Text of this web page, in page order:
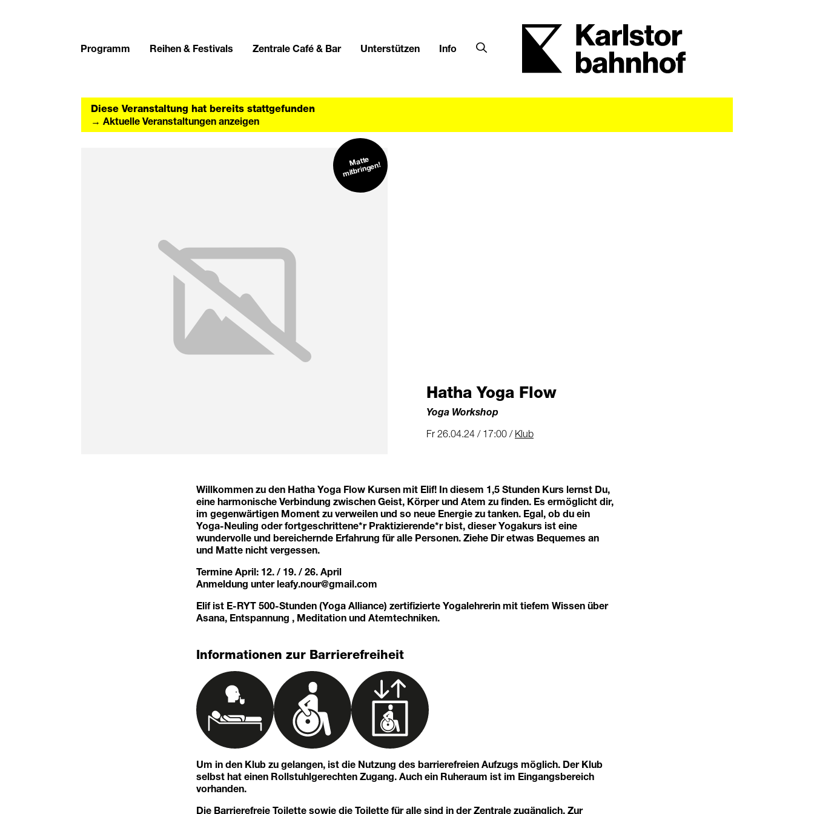
Programm Reihen & Festivals Zentrale Café & Bar Unterstützen Info
Diese Veranstaltung hat bereits stattgefunden
→ Aktuelle Veranstaltungen anzeigen
Hatha Yoga Flow
Yoga Workshop
Fr 26.04.24 / 17:00 / Klub
Matte
mitbringen!
Willkommen zu den Hatha Yoga Flow Kursen mit Elif! In diesem 1,5 Stunden Kurs lernst Du,
eine harmonische Verbindung zwischen Geist, Körper und Atem zu finden. Es ermöglicht dir,
im gegenwärtigen Moment zu verweilen und so neue Energie zu tanken. Egal, ob du ein
Yoga-Neuling oder fortgeschrittene*r Praktizierende*r bist, dieser Yogakurs ist eine
wundervolle und bereichernde Erfahrung für alle Personen. Ziehe Dir etwas Bequemes an
und Matte nicht vergessen.
Termine April: 12. / 19. / 26. April
Anmeldung unter leafy.nour@gmail.com
Elif ist E-RYT 500-Stunden (Yoga Alliance) zertifizierte Yogalehrerin mit tiefem Wissen über
Asana, Entspannung , Meditation und Atemtechniken.
Informationen zur Barrierefreiheit
Um in den Klub zu gelangen, ist die Nutzung des barrierefreien Aufzugs möglich. Der Klub
selbst hat einen Rollstuhlgerechten Zugang. Auch ein Ruheraum ist im Eingangsbereich
vorhanden.
Die Barrierefreie Toilette sowie die Toilette für alle sind in der Zentrale zugänglich. Zur